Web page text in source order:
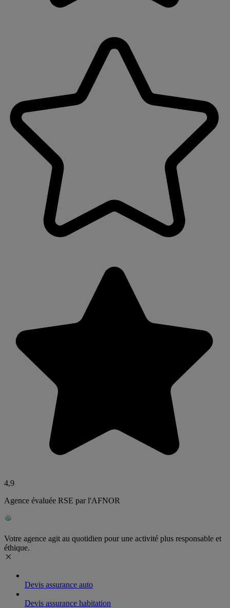
4,9
Agence évaluée RSE par l'AFNOR
Votre agence agit au quotidien pour une activité plus responsable et
éthique.
Devis assurance auto
Devis assurance habitation